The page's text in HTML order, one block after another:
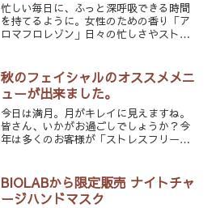
忙しい毎日に、ふっと深呼吸できる時間
を持てるように。女性のための香り「ア
ロマフロレゾン」日々の忙しさやストレ
く、心や身体が揺らぎやすいものです。
実際に更年期の不調があると...
秋のフェイシャルのオススメメニ
ューが出来ました。
今日は満月。月がキレイに見えますね。
皆さん、いかがお過ごしでしょうか？今
年は多くのお客様が「ストレスフリー美
日を過ごした方にとってもマッチしたフ
ェイシャルトリートメント...
BIOLABから限定販売 ナイトチャ
ージハンドマスク